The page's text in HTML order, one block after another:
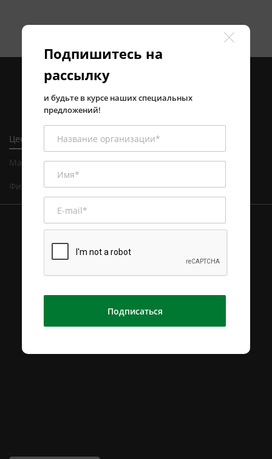
Центральный офис в Алматы
Магазин и сервисный центр в Алматы
Филиал в Астане
Подпишитесь на
рассылку
и будьте в курсе наших специальных
предложений!
Подписаться